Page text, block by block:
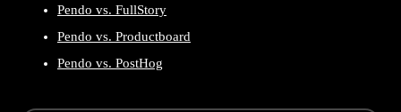
Pendo vs. FullStory
Pendo vs. Productboard
Pendo vs. PostHog